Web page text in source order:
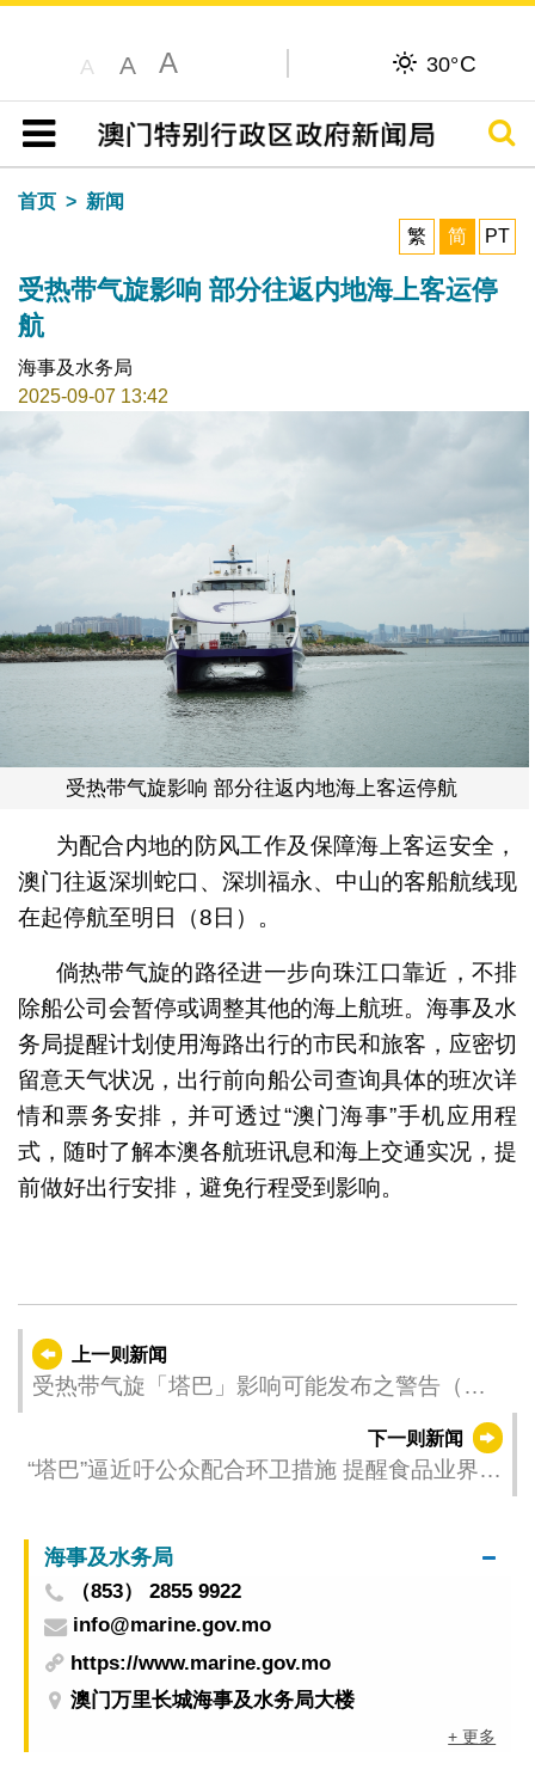
A A A 30°C
目录
搜寻
首页
新闻
繁
简 PT
受热带气旋影响 部分往返内地海上客运停
航
海事及水务局
2025-09-07 13:42
受热带气旋影响 部分往返内地海上客运停航
为配合内地的防风工作及保障海上客运安全，
澳门往返深圳蛇口、深圳福永、中山的客船航线现
在起停航至明日（8日）。
倘热带气旋的路径进一步向珠江口靠近，不排
除船公司会暂停或调整其他的海上航班。海事及水
务局提醒计划使用海路出行的市民和旅客，应密切
留意天气状况，出行前向船公司查询具体的班次详
情和票务安排，并可透过“澳门海事”手机应用程
式，随时了解本澳各航班讯息和海上交通实况，提
前做好出行安排，避免行程受到影响。
上一则新闻
受热带气旋「塔巴」影响可能发布之警告（更
下一则新闻
“塔巴”逼近吁公众配合环卫措施 提醒食品业界做
海事及水务局
（853） 2855 9922
info@marine.gov.mo
https://www.marine.gov.mo
澳门万里长城海事及水务局大楼
+ 更多